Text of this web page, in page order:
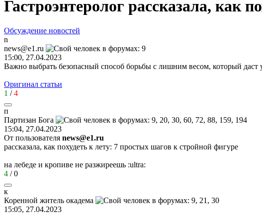
Гастроэнтеролог рассказала, как
Обсуждение новостей
n
news@e1.ru
15:00, 27.04.2023
Важно выбрать безопасный способ борьбы с лишним весом, который даст
Оригинал статьи
1 /4
п
Партизан Бога
15:04, 27.04.2023
От пользователя news@e1.ru
рассказала, как похудеть к лету: 7 простых шагов к стройной фигуре
на лебеде и кропиве не разжиреешь :ultra:
4 /0
к
Коренной житель окадема
15:05, 27.04.2023